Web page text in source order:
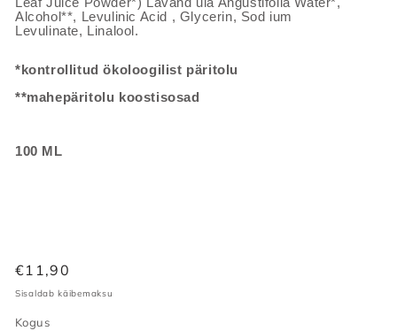
Leaf Juice Powder*) Lavand ula Angustifolia Water*,
Alcohol**, Levulinic Acid , Glycerin, Sod ium
Levulinate, Linalool.
*kontrollitud ökoloogilist päritolu
**mahepäritolu koostisosad
100 ML
Tavahind
€11,90
Sisaldab käibemaksu
Kogus